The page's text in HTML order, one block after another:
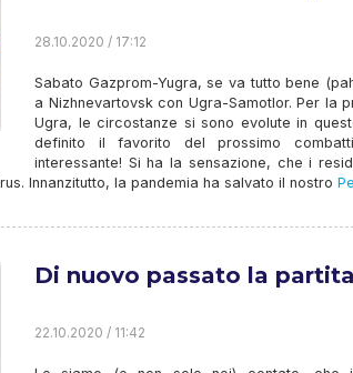
28.10.2020 / 17:12
Sabato Gazprom-Yugra, se va tutto bene
a Nizhnevartovsk con Ugra-Samotlor. Per la
Ugra, le circostanze si sono evolute in
definito il favorito del prossimo
interessante! Si ha la sensazione, che i
Innanzitutto, la pandemia ha salvato il nostro
Di nuovo passato la partita
22.10.2020 / 11:42